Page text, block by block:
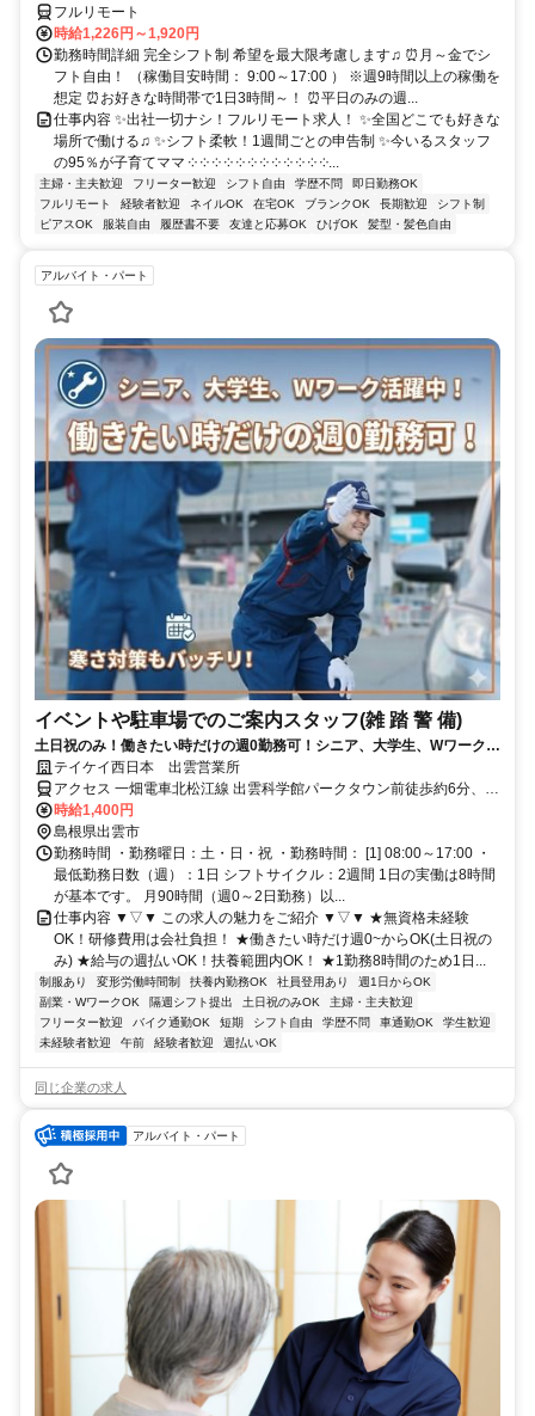
フルリモート
時給1,226円～1,920円
勤務時間詳細 完全シフト制 希望を最大限考慮します♫ ⏰月～金でシ
フト自由！ （稼働目安時間： 9:00～17:00 ） ※週9時間以上の稼働を
想定 ⏰お好きな時間帯で1日3時間～！ ⏰平日のみの週...
仕事内容 ✨出社一切ナシ！フルリモート求人！ ✨全国どこでも好きな
場所で働ける♫ ✨シフト柔軟！1週間ごとの申告制 ✨今いるスタッフ
の95％が子育てママ ༶ ༶ ༶ ༶ ༶ ༶ ༶ ༶ ༶ ༶ ༶ ༶...
主婦・主夫歓迎 フリーター歓迎 シフト自由 学歴不問
即日勤務OK
フルリモート
経験者歓迎 ネイルOK 在宅OK ブランクOK 長期歓迎
シフト制
ピアスOK
服装自由 履歴書不要 友達と応募OK ひげOK 髪型・髪色自由
アルバイト・パート
イベントや駐車場でのご案内スタッフ(雑 踏 警 備)
土日祝のみ！働きたい時だけの週0勤務可！シニア、大学生、Wワーク活
躍中！週払い可！扶養範囲内OK！
テイケイ西日本 出雲営業所
アクセス 一畑電車北松江線 出雲科学館パークタウン前徒歩約6分、一
畑電車北松江線 大津町徒歩約12分、一畑電車北松江線 電鉄出雲市徒
歩約13分
時給1,400円
島根県出雲市
勤務時間 ・勤務曜日：土・日・祝 ・勤務時間： [1] 08:00～17:00 ・
最低勤務日数（週）：1日 シフトサイクル：2週間 1日の実働は8時間
が基本です。 月90時間（週0～2日勤務）以...
仕事内容 ▼▽▼ この求人の魅力をご紹介 ▼▽▼ ★無資格未経験
OK！研修費用は会社負担！ ★働きたい時だけ週0~からOK(土日祝の
み) ★給与の週払いOK！扶養範囲内OK！ ★1勤務8時間のため1日...
制服あり 変形労働時間制 扶養内勤務OK 社員登用あり
週1日からOK
副業・WワークOK
隔週シフト提出 土日祝のみOK
主婦・主夫歓迎
フリーター歓迎
バイク通勤OK 短期 シフト自由 学歴不問 車通勤OK
学生歓迎
未経験者歓迎
午前 経験者歓迎 週払いOK
同じ企業の求人
アルバイト・パート